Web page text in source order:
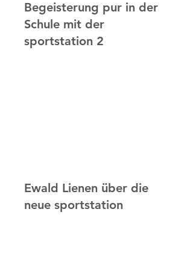
Begeisterung pur in der
Schule mit der
sportstation 2
Ewald Lienen über die
neue sportstation